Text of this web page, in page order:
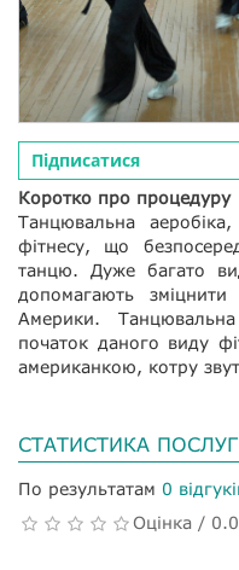
Підписатися
Коротко про процедуру
Танцювальна
фітнесу, що
танцю. Дуже багато
допомагають
Америки.
початок даного виду
американкою, котру
СТАТИСТИКА
По результатам 0
Оцінка /